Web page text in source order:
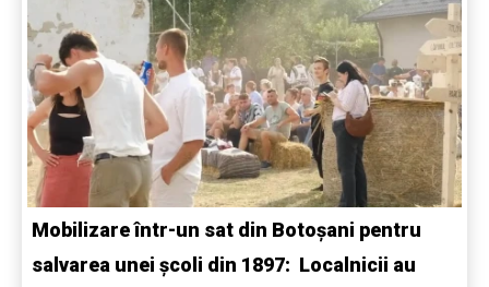
Mobilizare într-un sat din Botoșani pentru
salvarea unei școli din 1897: Localnicii au